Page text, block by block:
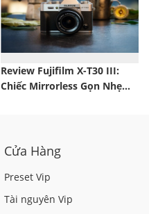
Review Fujifilm X-T30 III:
Chiếc Mirrorless Gọn Nhẹ
Cửa Hàng
Preset Vip
Tài nguyên Vip